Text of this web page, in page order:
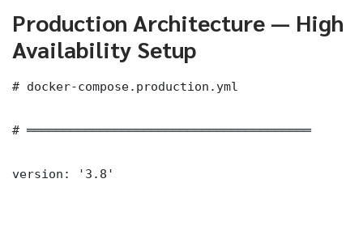
Production Architecture — High
Availability Setup
# docker-compose.production.yml
# ═══════════════════════════════════════
version: '3.8'